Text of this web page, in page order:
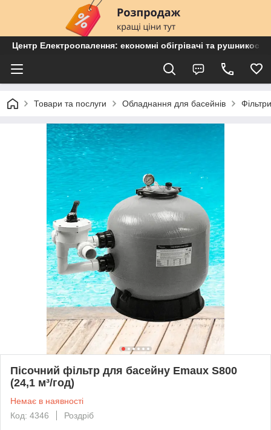
Центр Електроопалення: економні обігрівачі та
Товари та послуги Обладнання для басейнів Фільтри
Пісочний фільтр для басейну Emaux S800
(24,1 м³/год)
Немає в наявності
Код: 4346
Роздріб